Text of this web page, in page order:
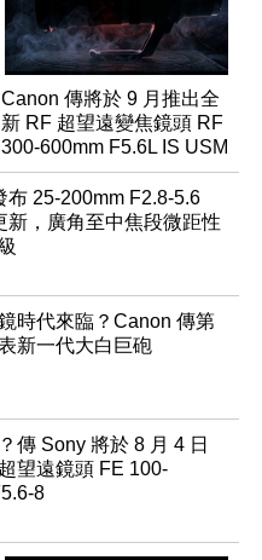
Canon 傳將於 9 月推出全
新 RF 超望遠變焦鏡頭 RF
300-600mm F5.6L IS USM
布 25-200mm F2.8-5.6
新，廣角至中焦段微距性
時代來臨？Canon 傳第
新一代大白巨砲
傳 Sony 將於 8 月 4 日
望遠鏡頭 FE 100-
8